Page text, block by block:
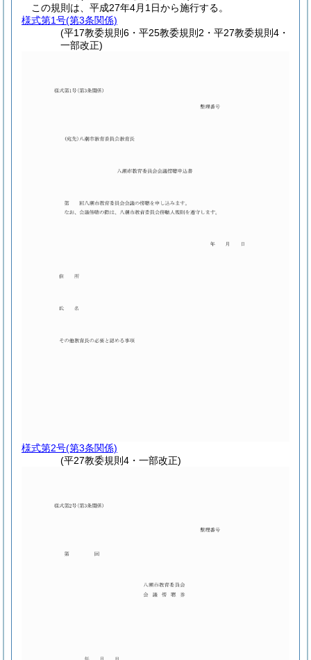
この規則は、平成27年4月1日から施行する。
様式第1号(第3条関係)
(平17教委規則6・平25教委規則2・平27教委規則4・
一部改正)
様式第2号(第3条関係)
(平27教委規則4・一部改正)